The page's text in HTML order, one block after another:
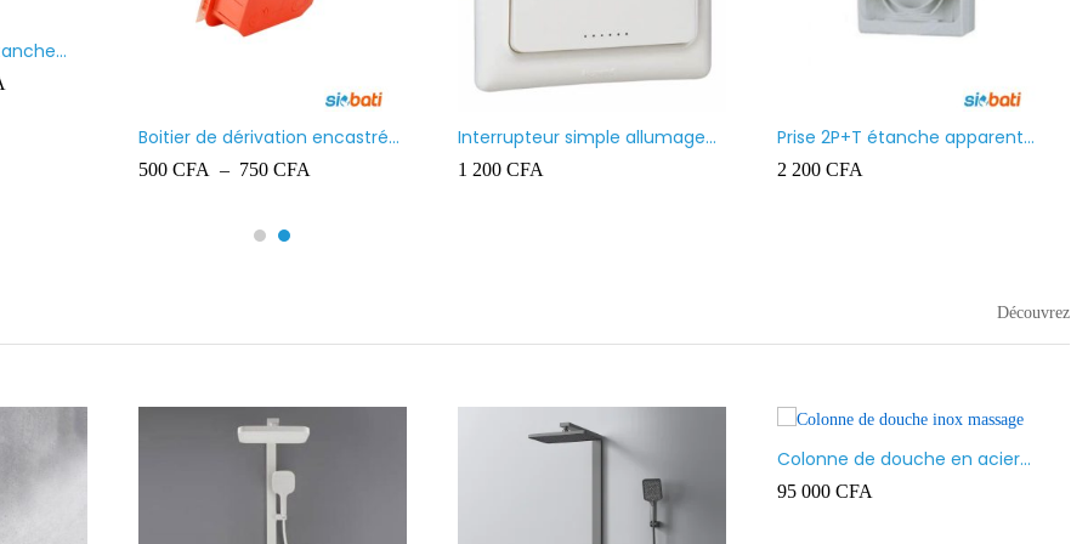
Paquet de chevilles en
plastique Ingelec – 8
700CFA
Projecteur led
10 000CFA
Découvrez